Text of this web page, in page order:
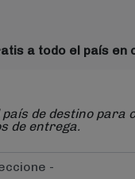
a todo el país
país de destino para
de entrega.